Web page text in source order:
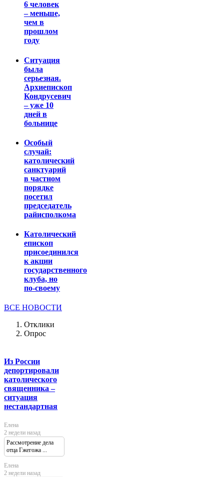
6 человек
– меньше,
чем в
прошлом
году
Ситуация
была
серьезная.
Архиепископ
Кондрусевич
– уже 10
дней в
больнице
Особый
случай:
католический
санктуарий
в частном
порядке
посетил
председатель
райисполкома
Католический
епископ
присоединился
к акции
государственного
клуба, но
по-своему
ВСЕ НОВОСТИ
Отклики
Опрос
Из России
депортировали
католического
священника –
ситуация
нестандартная
Елена
2 недели назад
Рассмотрение дела
отца Гжегожа ...
Елена
2 недели назад